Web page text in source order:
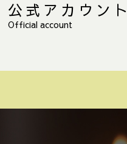
公式アカウント
Official account